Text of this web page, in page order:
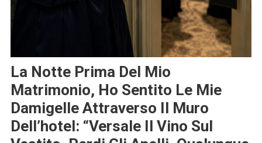
La Notte Prima Del Mio
Matrimonio, Ho Sentito Le Mie
Damigelle Attraverso Il Muro
Dell’hotel: “Versale Il Vino Sul